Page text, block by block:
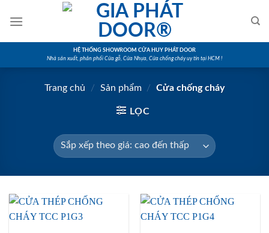
HỆ THỐNG SHOWROOM CỬA HUY PHÁT DOOR
Nhà sản xuất, phân phối Cửa gỗ, Cửa Nhựa, Cửa chống cháy uy tín tại HCM !
Trang chủ / Sản phẩm / Cửa chống cháy
LỌC